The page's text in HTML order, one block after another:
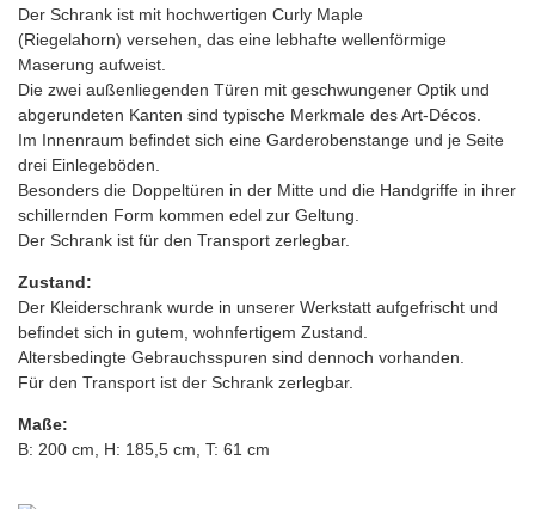
Der Schrank ist mit hochwertigen Curly Maple
(Riegelahorn) versehen, das eine lebhafte wellenförmige
Maserung aufweist.
Die zwei außenliegenden Türen mit geschwungener Optik und
abgerundeten Kanten sind typische Merkmale des Art-Décos.
Im Innenraum befindet sich eine Garderobenstange und je Seite
drei Einlegeböden.
Besonders die Doppeltüren in der Mitte und die Handgriffe in ihrer
schillernden Form kommen edel zur Geltung.
Der Schrank ist für den Transport zerlegbar.
Zustand:
Der Kleiderschrank wurde in unserer Werkstatt aufgefrischt und
befindet sich in gutem, wohnfertigem Zustand.
Altersbedingte Gebrauchsspuren sind dennoch vorhanden.
Für den Transport ist der Schrank zerlegbar.
Maße:
B: 200 cm, H: 185,5 cm, T: 61 cm